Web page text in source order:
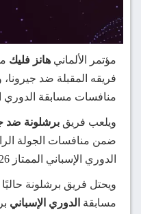
مؤتمر الألماني هانز فليك
فريقه المقبلة ضد
منافسات مسابقة الدوري
ويلعب فريق برشلونة ضد
ضمن منافسات الجولة
الدوري الإسباني الممتاز 2025/2026.
ويحتل فريق برشلونة
مسابقة الدوري الإسباني